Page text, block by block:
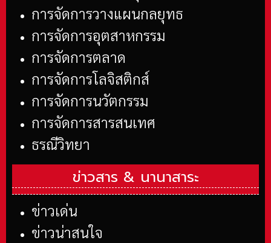
การจัดการวางแผนกลยุทธ
การจัดการอุตสาหกรรม
การจัดการตลาด
การจัดการโลจิสติกส์
การจัดการนวัตกรรม
การจัดการสารสนเทศ
ธรณีวิทยา
ข่าวสาร & นานาสาระ
ข่าวเด่น
ข่าวน่าสนใจ